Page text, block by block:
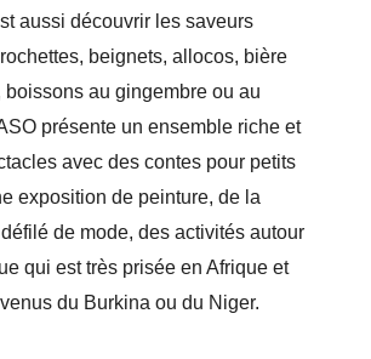
aussi découvrir les saveurs
beignets, allocos, bière
au gingembre ou au
présente un ensemble riche et
avec des contes pour petits
exposition de peinture, de la
de mode, des activités autour
qui est très prisée en Afrique et
du Burkina ou du Niger.